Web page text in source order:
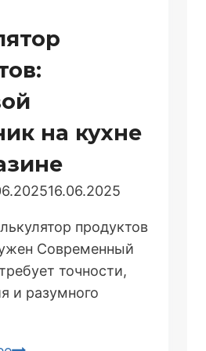
E-
A-
T
и
контент-
авторитет
на кухне
16.06.2025
продуктов
Современный
точности,
и разумного